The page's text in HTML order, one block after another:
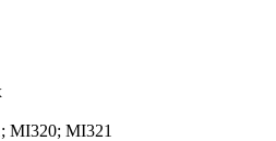
MI320; MI321